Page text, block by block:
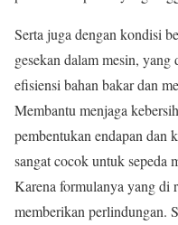
Serta juga dengan kondisi
gesekan dalam mesin,
efisiensi bahan bakar dan
Membantu menjaga
pembentukan endapan
sangat cocok untuk sepeda
Karena formulanya yang di
memberikan perlindungan.